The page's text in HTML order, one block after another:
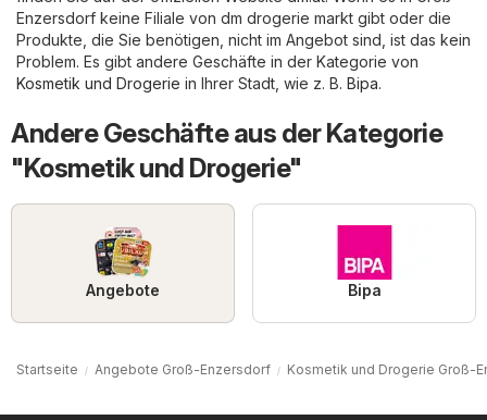
Enzersdorf keine Filiale von dm drogerie markt gibt oder die
Produkte, die Sie benötigen, nicht im Angebot sind, ist das kein
Problem. Es gibt andere Geschäfte in der Kategorie von
Kosmetik und Drogerie in Ihrer Stadt, wie z. B. Bipa.
Andere Geschäfte aus der Kategorie
"Kosmetik und Drogerie"
Angebote Bipa
Startseite Angebote Groß-Enzersdorf Kosmetik und Drogerie Groß-